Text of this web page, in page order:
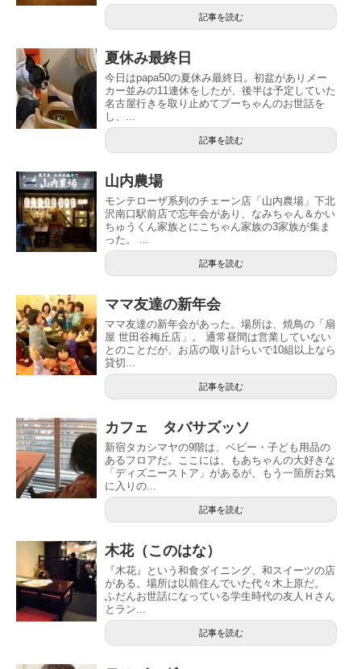
記事を読む
夏休み最終日
今日はpapa50の夏休み最終日。初盆がありメー
カー並みの11連休をしたが、後半は予定していた
名古屋行きを取り止めてプーちゃんのお世話を
し、...
記事を読む
山内農場
モンテローザ系列のチェーン店「山内農場」下北
沢南口駅前店で忘年会があり、なみちゃん＆かい
ちゅうくん家族とにこちゃん家族の3家族が集ま
った。 ...
記事を読む
ママ友達の新年会
ママ友達の新年会があった。場所は、焼鳥の「扇
屋 世田谷梅丘店」。 通常昼間は営業していない
とのことだが、お店の取り計らいで10組以上なら
貸切...
記事を読む
カフェ タバサズッソ
新宿タカシマヤの9階は、ベビー・子ども用品の
あるフロアだ。ここには、もあちゃんの大好きな
「ディズニーストア」があるが、もう一箇所お気
に入りの...
記事を読む
木花（このはな）
『木花』という和食ダイニング、和スイーツの店
がある。場所は以前住んでいた代々木上原だ。
ふだんお世話になっている学生時代の友人Ｈさん
とラン...
記事を読む